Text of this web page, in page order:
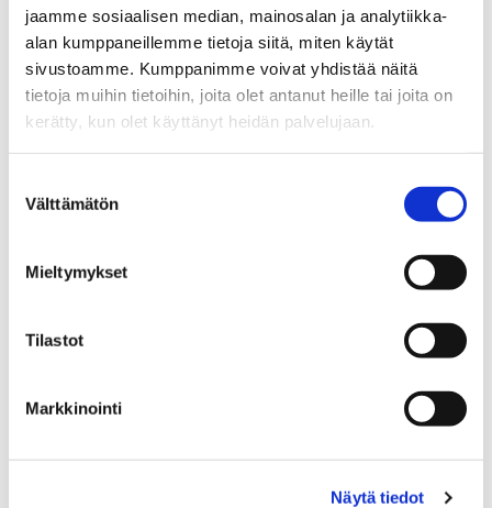
jaamme sosiaalisen median, mainosalan ja analytiikka-
alan kumppaneillemme tietoja siitä, miten käytät
sivustoamme. Kumppanimme voivat yhdistää näitä
tietoja muihin tietoihin, joita olet antanut heille tai joita on
kerätty, kun olet käyttänyt heidän palvelujaan.
valinta
Välttämätön
Mieltymykset
Tilastot
Markkinointi
Näytä tiedot
Teemme monipuolista yhteistyötä oppilaitosten kanssa
kaikilla koulutusasteilla.